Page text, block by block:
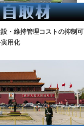
設・維持管理コストの抑制可
用化